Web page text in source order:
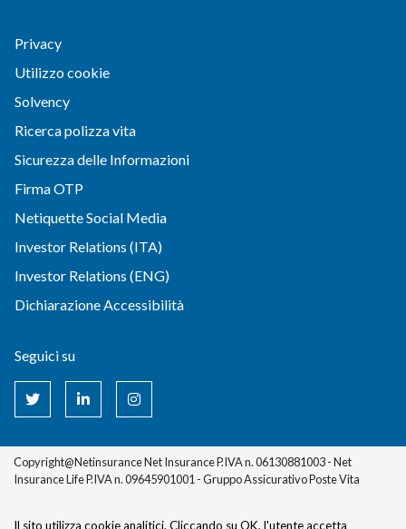
Privacy
Utilizzo cookie
Solvency
Ricerca polizza vita
Sicurezza delle Informazioni
Firma OTP
Netiquette Social Media
Investor Relations (ITA)
Investor Relations (ENG)
Dichiarazione Accessibilità
Seguici su
Copyright@Netinsurance Net Insurance P.IVA n. 06130881003 - Net
Insurance Life P.IVA n. 09645901001 - Gruppo Assicurativo Poste Vita
Il sito utilizza cookie analitici. Cliccando su OK, l'utente accetta